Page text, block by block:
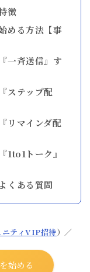
徴
める方法【事
一斉送信』す
ステップ配
リマインダ配
トーク』
くある質問
ティVIP招待）／
始める